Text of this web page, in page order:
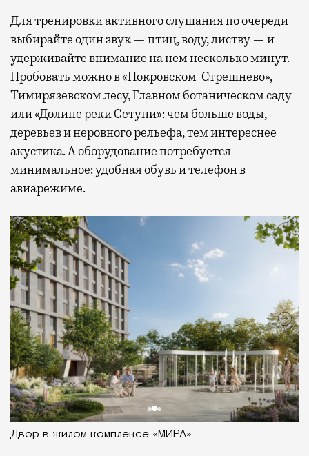
Для тренировки активного слушания по очереди
выбирайте один звук — птиц, воду, листву — и
удерживайте внимание на нем несколько минут.
Пробовать можно в «Покровском-Стрешнево»,
Тимирязевском лесу, Главном ботаническом саду
или «Долине реки Сетуни»: чем больше воды,
деревьев и неровного рельефа, тем интереснее
акустика. А оборудование потребуется
минимальное: удобная обувь и телефон в
авиарежиме.
Двор в жилом комплексе «МИРА»